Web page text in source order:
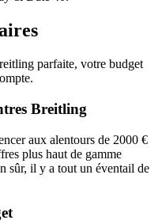
parfaite, votre budget
Breitling
aux alentours de 2000 €
plus haut de gamme
sûr, il y a tout un éventail de